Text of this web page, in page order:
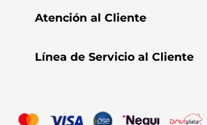
Atención al Cliente
Línea de Servicio al Cliente